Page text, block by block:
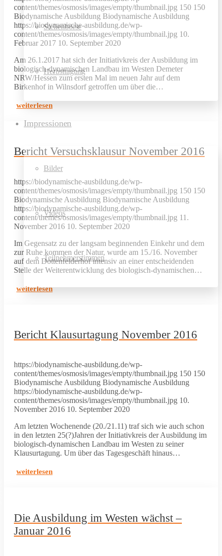
Stellenbörse
Herbsttagung
Impressionen
Bilder
Videos
Teilnehmerstimmen
content/themes/osmosis/images/empty/thumbnail.jpg 150 150
Biodynamische Ausbildung Biodynamische Ausbildung
https://biodynamische-ausbildung.de/wp-
content/themes/osmosis/images/empty/thumbnail.jpg 10.
Februar 2017 10. September 2020
Am 26.1.2017 hat sich der Initiativkreis der Ausbildung im
biologisch-dynamischen Landbau im Westen Demeter
NRW/Hessen zum ersten Mal im neuen Jahr auf dem
Birkenhof in Wilnsdorf getroffen um über die…
weiterlesen
Bericht Versuchsklausur November 2016
https://biodynamische-ausbildung.de/wp-
content/themes/osmosis/images/empty/thumbnail.jpg 150 150
Biodynamische Ausbildung Biodynamische Ausbildung
https://biodynamische-ausbildung.de/wp-
content/themes/osmosis/images/empty/thumbnail.jpg 11.
November 2016 10. September 2020
Im Gegensatz zu der langsam beginnenden Einkehr und dem
zur Ruhe kommen der Natur, wurde am 15./16. November
auf dem Dottenfelderhof intensiv an einer entscheidenden
Stelle der Weiterentwicklung des biologisch-dynamischen…
weiterlesen
Bericht Klausurtagung November 2016
https://biodynamische-ausbildung.de/wp-
content/themes/osmosis/images/empty/thumbnail.jpg 150 150
Biodynamische Ausbildung Biodynamische Ausbildung
https://biodynamische-ausbildung.de/wp-
content/themes/osmosis/images/empty/thumbnail.jpg 10.
November 2016 10. September 2020
Am letzten Wochenende (20./21.11) traf sich wie auch schon
in den letzten 25(?)Jahren der Initiativkreis der Ausbildung im
biologisch-dynamischen Landbau im Westen zu seiner
Klausurtagung. Um über das Tagesgeschäft hinaus…
weiterlesen
Die Ausbildung im Westen wächst –
Januar 2016